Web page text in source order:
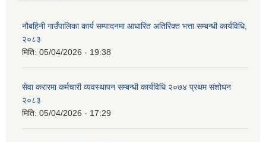
नौबहिनी गाउँपालिका कार्य सम्पादनमा आधारित अतिरिक्त भत्ता सम्बन्धी कार्यविधि,
२०८३
मिति: 05/04/2026 - 19:38
सेवा करारमा कर्मचारी व्यवस्थापन सम्बन्धी कार्यविधि २०७४ प्रथम संशोधन
२०८३
मिति: 05/04/2026 - 17:29